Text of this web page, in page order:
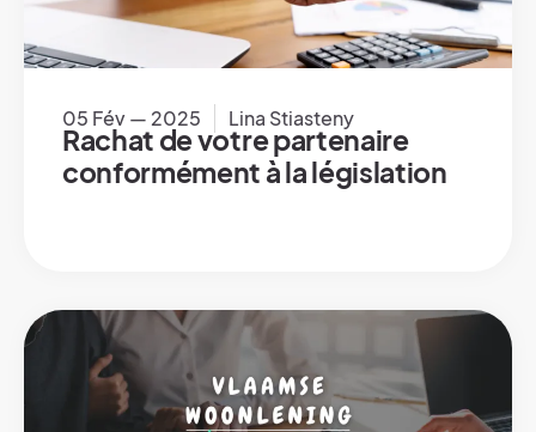
05 Fév — 2025 Lina Stiasteny
Rachat de votre partenaire
conformément à la législation